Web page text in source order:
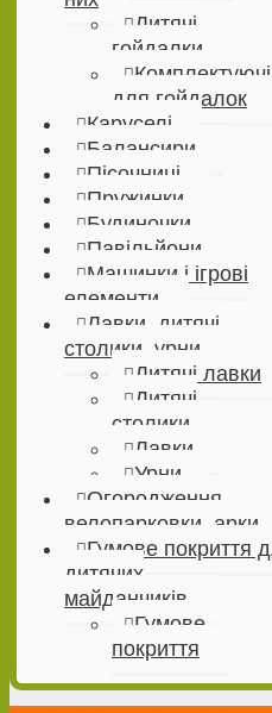
Дитячі
гойдалки
Комплектуючі
для гойдалок
Каруселі
Балансири
Пісочниці
Пружинки
Будиночки
Павільйони
Машинки і ігрові
елементи
Лавки, дитячі
столики, урни
Дитячі лавки
Дитячі
столики
Лавки
Урни
Огородження,
велопарковки, арки
Гумове покриття
дитячих
майданчиків
Гумове
покриття